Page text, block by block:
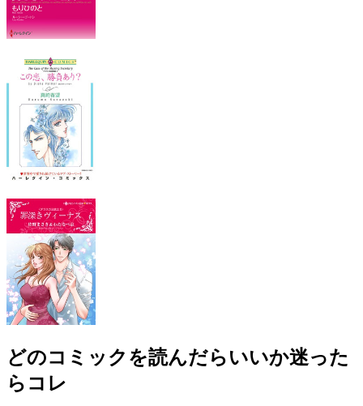
どのコミックを読んだらいいか迷った
らコレ